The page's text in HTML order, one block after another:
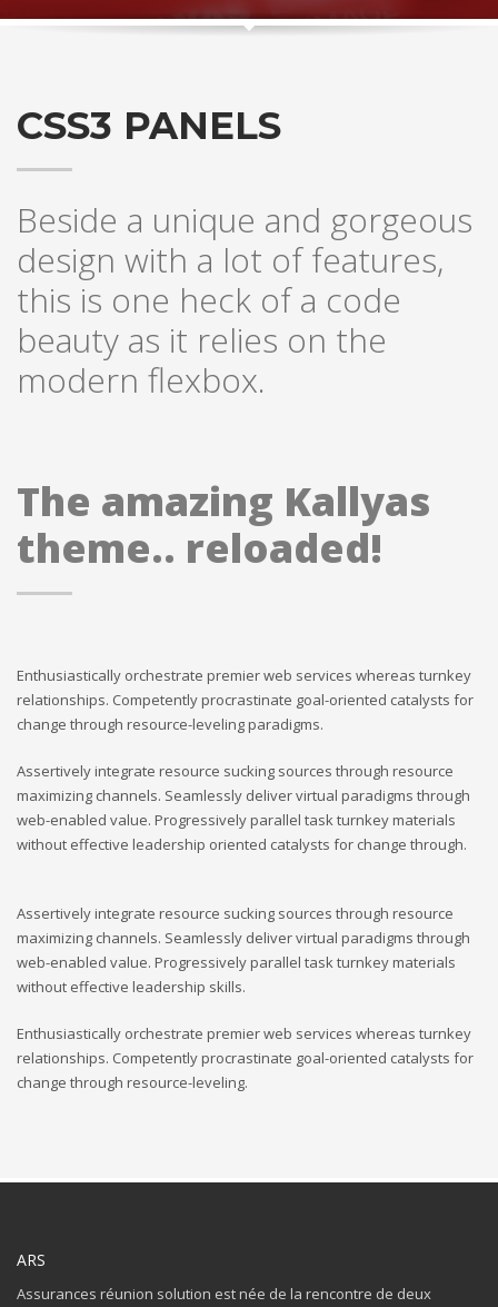
CSS3 PANELS
Beside a unique and gorgeous
design with a lot of features,
this is one heck of a code
beauty as it relies on the
modern flexbox.
The amazing Kallyas
theme.. reloaded!
Enthusiastically orchestrate premier web services whereas turnkey
relationships. Competently procrastinate goal-oriented catalysts for
change through resource-leveling paradigms.
Assertively integrate resource sucking sources through resource
maximizing channels. Seamlessly deliver virtual paradigms through
web-enabled value. Progressively parallel task turnkey materials
without effective leadership oriented catalysts for change through.
Assertively integrate resource sucking sources through resource
maximizing channels. Seamlessly deliver virtual paradigms through
web-enabled value. Progressively parallel task turnkey materials
without effective leadership skills.
Enthusiastically orchestrate premier web services whereas turnkey
relationships. Competently procrastinate goal-oriented catalysts for
change through resource-leveling.
ARS
Assurances réunion solution est née de la rencontre de deux